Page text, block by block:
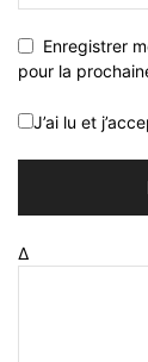
Enregistrer
pour la
J’ai lu et
Δ